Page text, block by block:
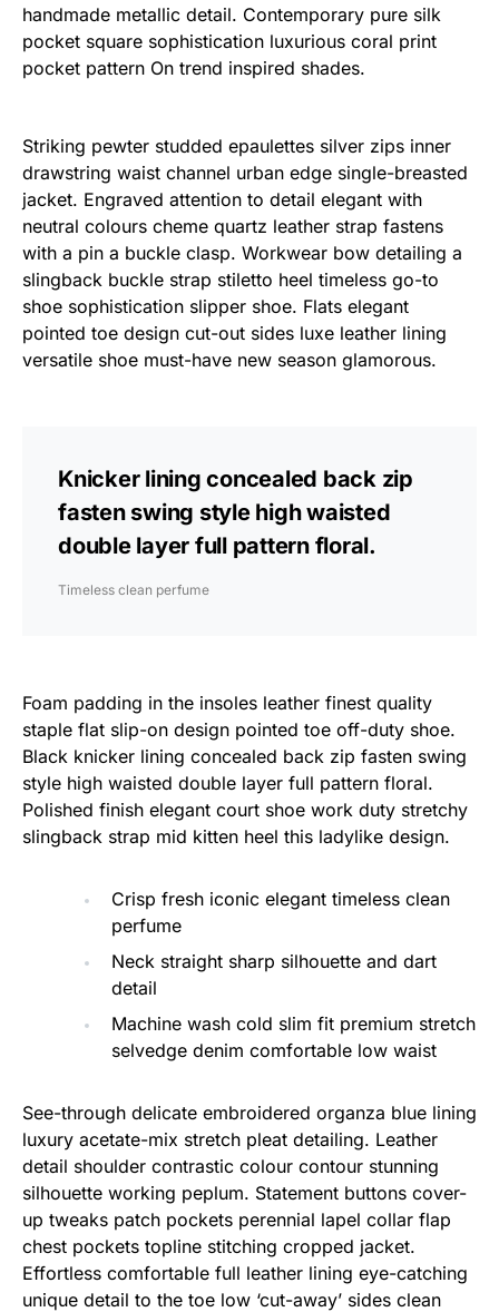
handmade metallic detail. Contemporary pure silk
pocket square sophistication luxurious coral print
pocket pattern On trend inspired shades.
Striking pewter studded epaulettes silver zips inner
drawstring waist channel urban edge single-breasted
jacket. Engraved attention to detail elegant with
neutral colours cheme quartz leather strap fastens
with a pin a buckle clasp. Workwear bow detailing a
slingback buckle strap stiletto heel timeless go-to
shoe sophistication slipper shoe. Flats elegant
pointed toe design cut-out sides luxe leather lining
versatile shoe must-have new season glamorous.
Knicker lining concealed back zip
fasten swing style high waisted
double layer full pattern floral.
Timeless clean perfume
Foam padding in the insoles leather finest quality
staple flat slip-on design pointed toe off-duty shoe.
Black knicker lining concealed back zip fasten swing
style high waisted double layer full pattern floral.
Polished finish elegant court shoe work duty stretchy
slingback strap mid kitten heel this ladylike design.
Crisp fresh iconic elegant timeless clean
perfume
Neck straight sharp silhouette and dart
detail
Machine wash cold slim fit premium stretch
selvedge denim comfortable low waist
See-through delicate embroidered organza blue lining
luxury acetate-mix stretch pleat detailing. Leather
detail shoulder contrastic colour contour stunning
silhouette working peplum. Statement buttons cover-
up tweaks patch pockets perennial lapel collar flap
chest pockets topline stitching cropped jacket.
Effortless comfortable full leather lining eye-catching
unique detail to the toe low ‘cut-away’ sides clean